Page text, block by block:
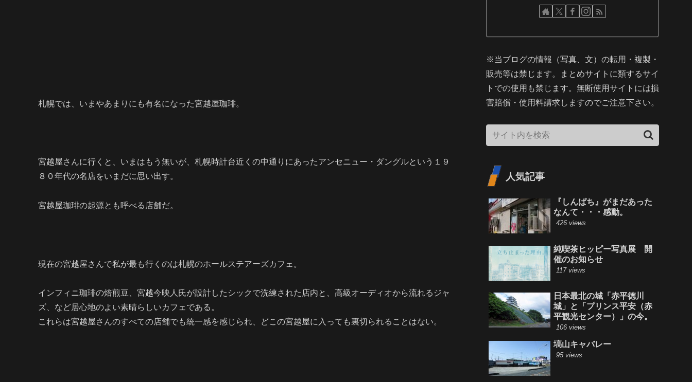
札幌では、いまやあまりにも有名になった宮越屋珈琲。
宮越屋さんに行くと、いまはもう無いが、札幌時計台近く の中通りにあったアンセニュー・ダングルという１９
８０年代の名店をいまだに思い出す。
宮越屋珈琲の起源とも呼べる店舗だ。
現在の宮越屋さんで私が最も行くのは札幌のホールステアーズカフェ。
インフィニ珈琲の焙煎豆、宮越今映人氏が設計したシックで洗練された店内と、高級オーディオから流れるジャ
ズ、など居心地のよい素晴らしいカフェである。
これらは宮越屋さんのすべての店舗でも統一感を感じられ、どこの宮越屋に入っても裏切られることはない。
※当ブログの情報（写真、文）の転用・複製・
販売等は禁じます。まとめサイトに類するサイ
トでの使用も禁じます。無断使用サイトには損
害賠償・使用料請求しますのでご注意下さい。
人気記事
『しんぱち』がまだあった
なんて・・・感動。
426 views
純喫茶ヒッピー写真展 開
催のお知らせ
117 views
日本最北の城「赤平徳川
城」と「プリンス平安（赤
平観光センター）」の今。
106 views
塙山キャバレー
95 views